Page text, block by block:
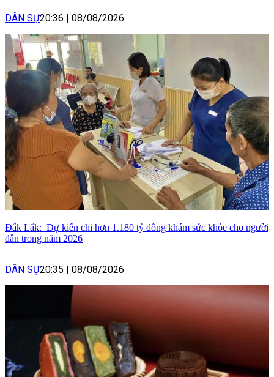
DÂN SỰ20:36 08/08/2026
Đắk Lắk: Dự kiến chi hơn 1.180 tỷ đồng khám sức khỏe cho người
dân trong năm 2026
DÂN SỰ20:35 08/08/2026